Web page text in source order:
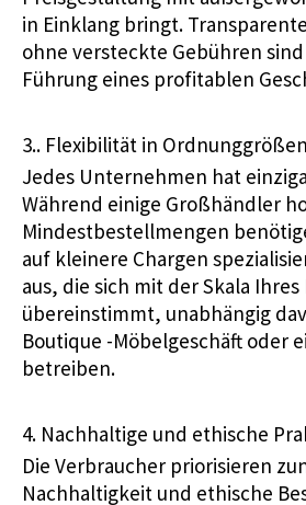
in Einklang bringt.
ohne versteckte Gebühren
Führung eines profitablen
3.. Flexibilität in Ordnunggrößen
Jedes Unternehmen hat
Während einige Großhändler
Mindestbestellmengen
auf kleinere Chargen
aus, die sich mit der Skala
übereinstimmt, unabhängig
Boutique -Möbelgeschäft oder
betreiben.
4. Nachhaltige und ethische
Die Verbraucher priorisieren
Nachhaltigkeit und ethische